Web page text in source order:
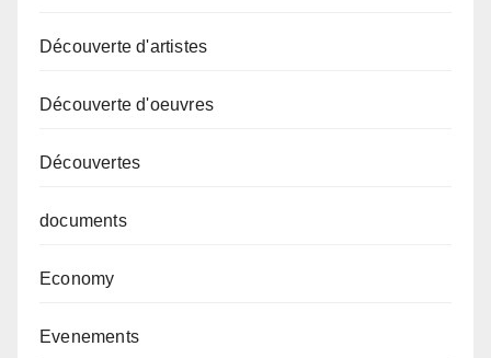
Découverte d'artistes
Découverte d'oeuvres
Découvertes
documents
Economy
Evenements